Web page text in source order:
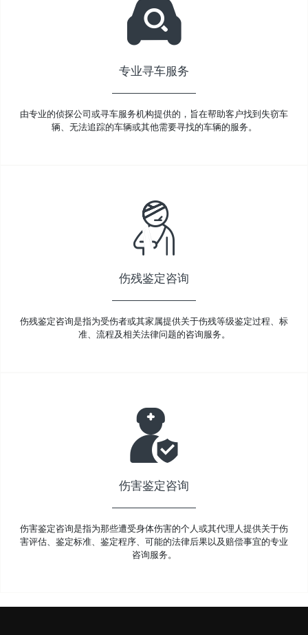
专业寻车服务
由专业的侦探公司或寻车服务机构提供的，旨在帮助客户找到失窃车
辆、无法追踪的车辆或其他需要寻找的车辆的服务。
伤残鉴定咨询
伤残鉴定咨询是指为受伤者或其家属提供关于伤残等级鉴定过程、标
准、流程及相关法律问题的咨询服务。
伤害鉴定咨询
伤害鉴定咨询是指为那些遭受身体伤害的个人或其代理人提供关于伤
害评估、鉴定标准、鉴定程序、可能的法律后果以及赔偿事宜的专业
咨询服务。